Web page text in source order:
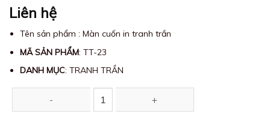
Liên hệ
Tên sản phẩm : Màn cuốn in tranh trần
MÃ SẢN PHẨM: TT-23
DANH MỤC: TRANH TRẦN